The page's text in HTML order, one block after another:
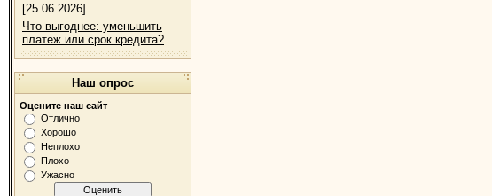
[25.06.2026]
Что выгоднее: уменьшить
платеж или срок кредита?
Наш опрос
Оцените наш сайт
Отлично
Хорошо
Неплохо
Плохо
Ужасно